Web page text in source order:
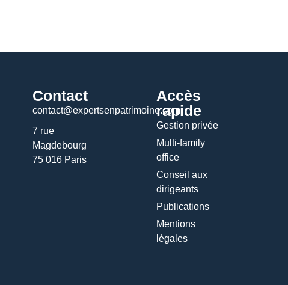
Contact
contact@expertsenpatrimoine.com
7 rue
Magdebourg
75 016 Paris
Accès
rapide
Gestion privée
Multi-family
office
Conseil aux
dirigeants
Publications
Mentions
légales